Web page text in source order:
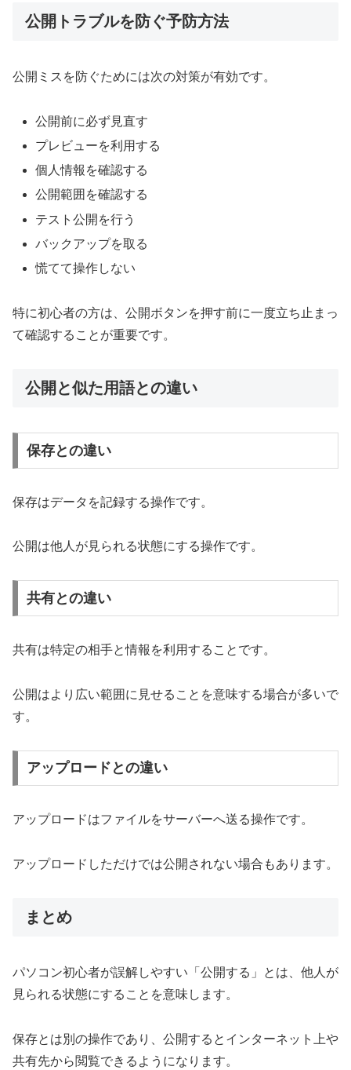
公開トラブルを防ぐ予防方法
公開ミスを防ぐためには次の対策が有効です。
公開前に必ず見直す
プレビューを利用する
個人情報を確認する
公開範囲を確認する
テスト公開を行う
バックアップを取る
慌てて操作しない
特に初心者の方は、公開ボタンを押す前に一度立ち止まっ
て確認することが重要です。
公開と似た用語との違い
保存との違い
保存はデータを記録する操作です。
公開は他人が見られる状態にする操作です。
共有との違い
共有は特定の相手と情報を利用することです。
公開はより広い範囲に見せることを意味する場合が多いで
す。
アップロードとの違い
アップロードはファイルをサーバーへ送る操作です。
アップロードしただけでは公開されない場合もあります。
まとめ
パソコン初心者が誤解しやすい「公開する」とは、他人が
見られる状態にすることを意味します。
保存とは別の操作であり、公開するとインターネット上や
共有先から閲覧できるようになります。